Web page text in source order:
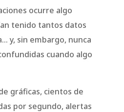
ocurre algo
tenido tantos datos
y, sin embargo, nunca
cuando algo
gráficas, cientos de
por segundo, alertas